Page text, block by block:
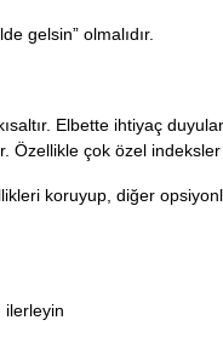
gelsin” olmalıdır.
Elbette ihtiyaç
Özellikle çok özel
koruyup, diğer
ilerleyin